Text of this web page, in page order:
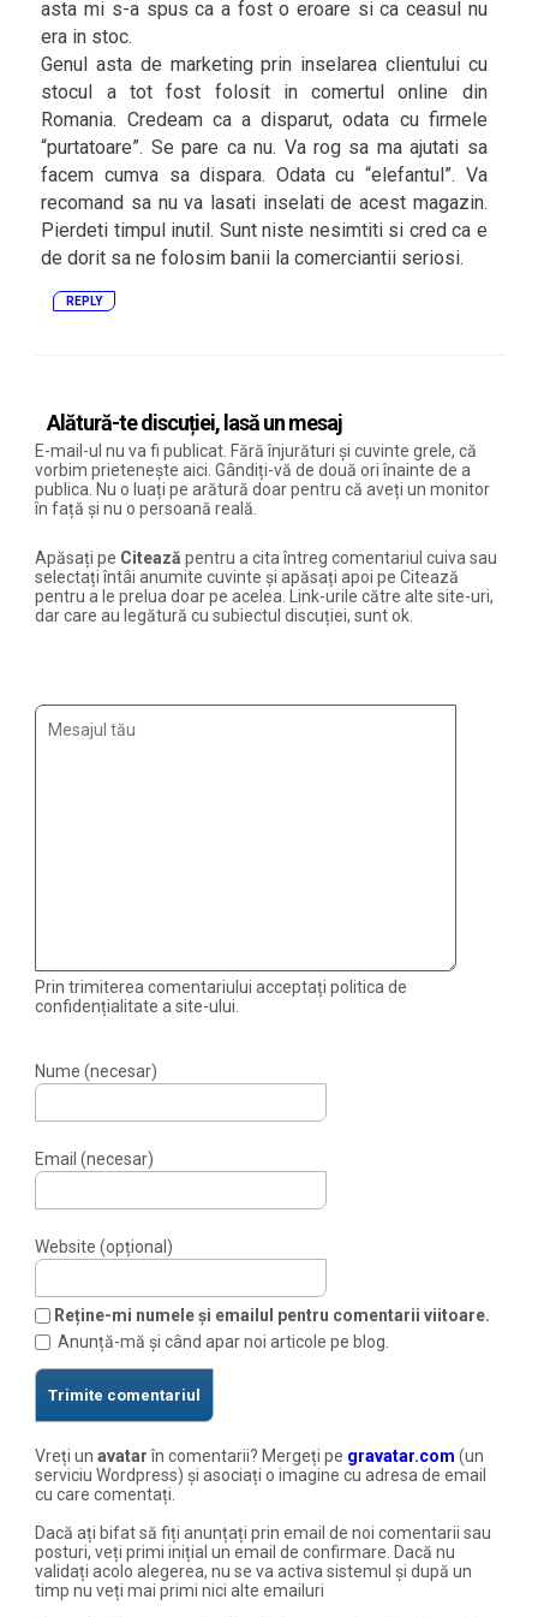
asta mi s-a spus ca a fost o eroare si ca ceasul nu
era in stoc.
Genul asta de marketing prin inselarea clientului cu
stocul a tot fost folosit in comertul online din
Romania. Credeam ca a disparut, odata cu firmele
“purtatoare”. Se pare ca nu. Va rog sa ma ajutati sa
facem cumva sa dispara. Odata cu “elefantul”. Va
recomand sa nu va lasati inselati de acest magazin.
Pierdeti timpul inutil. Sunt niste nesimtiti si cred ca e
de dorit sa ne folosim banii la comerciantii seriosi.
REPLY
Alătură-te discuției, lasă un mesaj
E-mail-ul nu va fi publicat. Fără înjurături și cuvinte grele, că
vorbim prietenește aici. Gândiți-vă de două ori înainte de a
publica. Nu o luați pe arătură doar pentru că aveți un monitor
în față și nu o persoană reală.
Apăsați pe Citează pentru a cita întreg comentariul cuiva sau
selectați întâi anumite cuvinte și apăsați apoi pe Citează
pentru a le prelua doar pe acelea. Link-urile către alte site-uri,
dar care au legătură cu subiectul discuției, sunt ok.
Prin trimiterea comentariului acceptați politica de
confidențialitate a site-ului.
Nume (necesar)
Email (necesar)
Website (opțional)
Reține-mi numele și emailul pentru comentarii viitoare.
Anunță-mă și când apar noi articole pe blog.
Vreți unavatarîn comentarii? Mergeți pe gravatar.com (un
serviciu Wordpress) și asociați o imagine cu adresa de email
cu care comentați.
Dacă ați bifat să fiți anunțați prin email de noi comentarii sau
posturi, veți primi inițial un email de confirmare. Dacă nu
validați acolo alegerea, nu se va activa sistemul și după un
timp nu veți mai primi nici alte emailuri